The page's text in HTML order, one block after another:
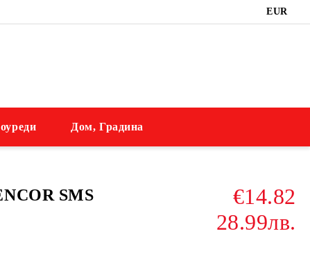
EUR
Дом, Градина
SMS
€14.82
28.99лв.